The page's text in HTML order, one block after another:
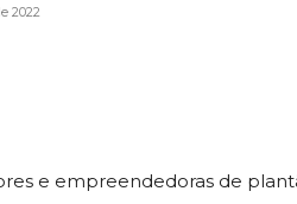
2022
e empreendedoras de